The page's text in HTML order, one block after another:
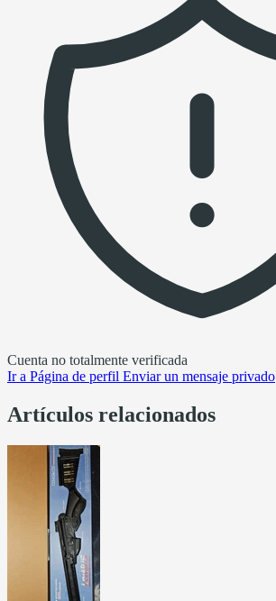
Cuenta no totalmente verificada
Ir a Página de perfil Enviar un mensaje privado
Artículos relacionados